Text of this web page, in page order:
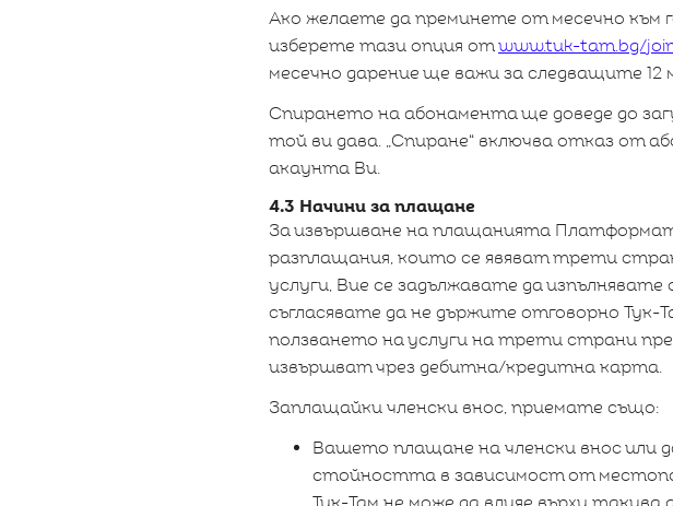
Ако желаете да преминете от месечно
изберете тази опция отwww.tuk-tam.bg/
месечно дарение ще важи за следващите 12
Спирането на абонамента ще доведе до
той ви дава. „Спиране“ включва отказ от
акаунта Ви.
4.3 Начини за плащане
За извършване на плащанията
разплащания, които се явяват трети
услуги, Вие се задължавате да
съгласявате да не държите отговорно Тук-
ползването на услуги на трети страни
извършват чрез дебитна/кредитна карта.
Заплащайки членски внос, приемате също:
Вашето плащане на членски внос или
стойността в зависимост от